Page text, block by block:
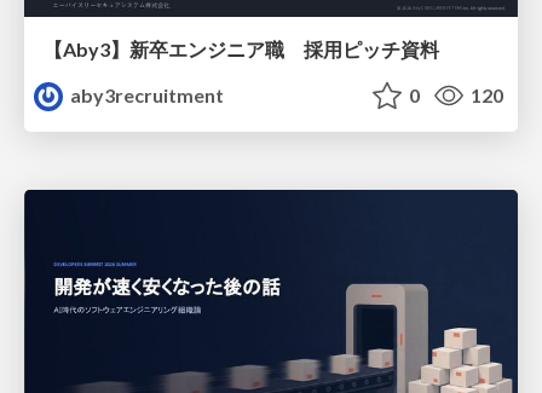
【Aby3】新卒エンジニア職 採用ピッチ資料
aby3recruitment
0 120